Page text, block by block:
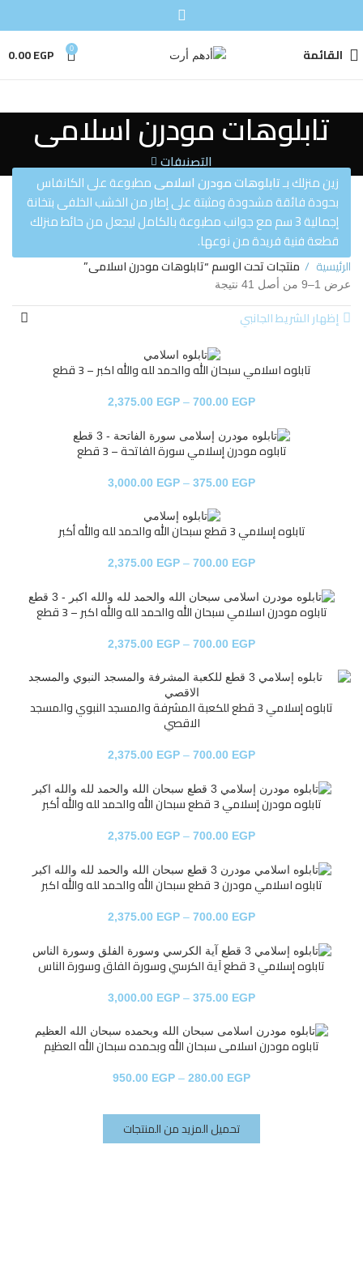
القائمة 0
0.00EGP
تابلوهات مودرن اسلامى
التصنيفات
زين منزلك بـتابلوهات مودرن اسلامىمطبوعة على الكانفاس
بحودة فائقة مشدودة ومثبتة على إطار من الخشب الخلفى بتخانة
إجمالية 3 سم مع جوانب مطبوعة بالكامل ليجعل من حائط منزلك
قطعة فنية فريدة من نوعها.
الرئيسية منتجات تحت الوسم “تابلوهات مودرن اسلامى”
عرض 1–9 من أصل 41 نتيجة
إظهار الشريط الجانبي
تابلوه اسلامي سبحان الله والحمد لله والله اكبر – 3 قطع
700.00 EGP
–
2,375.00 EGP
تابلوه مودرن إسلامي سورة الفاتحة – 3 قطع
375.00 EGP
–
3,000.00 EGP
تابلوه إسلامي 3 قطع سبحان الله والحمد لله والله أكبر
700.00 EGP
–
2,375.00 EGP
تابلوه مودرن اسلامي سبحان الله والحمد لله والله اكبر – 3 قطع
700.00 EGP
–
2,375.00 EGP
تابلوه إسلامي 3 قطع للكعبة المشرفة والمسجد النبوي والمسجد
الاقصي
700.00 EGP
–
2,375.00 EGP
تابلوه مودرن إسلامي 3 قطع سبحان الله والحمد لله والله أكبر
700.00 EGP
–
2,375.00 EGP
تابلوه اسلامي مودرن 3 قطع سبحان الله والحمد لله والله اكبر
700.00 EGP
–
2,375.00 EGP
تابلوه إسلامي 3 قطع آية الكرسي وسورة الفلق وسورة الناس
375.00 EGP
–
3,000.00 EGP
تابلوه مودرن اسلامى سبحان الله وبحمده سبحان الله العظيم
280.00 EGP
–
950.00 EGP
تحميل المزيد من المنتجات